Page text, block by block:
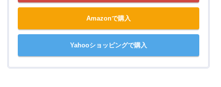
Amazonで購入
Yahooショッピングで購入